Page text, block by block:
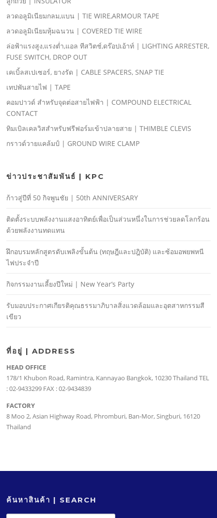
ลวดอลูมิเนียมกลม,แบน | TIE WIRE,ARMOUR TAPE
ลวดอลูมิเนียมหุ้มฉนวน | COVERED TIE WIRE
ล่อฟ้าแรงสูง,แรงตํ่า,แอล ทีสวิตช์,ดร๊อปเอ้าท์ | LIGHTING ARRESTER,
FUSE SWITCH, DROP OUT
เคเบิ้ลสเปเซอร์, ยางรัด | CABLE SPACERS, SNAP TIE
เทปพันสายไฟ | TAPE
คอมปาวด์ สําหรับจุดต่อสายไฟฟ้า | COMPOUND ELECTRICAL
CONTACT
ทิมเบิลเคลวิสสําหรับฟรีฟอร์มเข้าปลายสาย | THIMBLE CLEVIS
กราวด์วายแคล้มป์ | GROUND WIRE CLAMP
ข่าวประชาสัมพันธ์ | KPC
ก้าวสู่ปีที่ 50 กิจพูนชัย | 50th ANNIVERSARY
ติดตั้งระบบพลังงานแสงอาทิตย์เพื่อเป็นส่วนหนึ่งในการช่วยลดโลกร้อน
ด้วยพลังงานทดแทน
ฝึกอบรมหลักสูตรดับเพลิงขั้นต้น (ทฤษฎีและปฎิบัติ) และซ้อมอพยพหนี
ไฟประจําปี
กิจกรรมงานเลี้ยงปีใหม่ | New Year’s Party
รับมอบประกาศเกียรติคุณธรรมาภิบาลสิ่งแวดล้อมและอุตสาหกรรมสี
เขียว
ที่อยู่ | ADDRESS
HEAD OFFICE
178/1 Khubon Road, Ramintra, Kannayao Bangkok, 10230 Thailand TEL
: 02-9433299 FAX : 02-9434839
FACTORY
8 Moo 2, Asian Highway Road, Phromburi, Ban-Mor, Singburi, 16120
Thailand
ค้นหาสินค้า | SEARCH